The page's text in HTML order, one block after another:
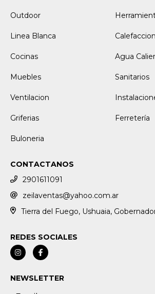
Outdoor
Linea Blanca Calefaccion
Cocinas Agua
Muebles Sanitarios
Ventilacion
Griferias Ferretería
Buloneria
CONTACTANOS
2901611091
zeilaventas@yahoo.com.ar
Tierra del Fuego, Ushuaia,
REDES SOCIALES
NEWSLETTER